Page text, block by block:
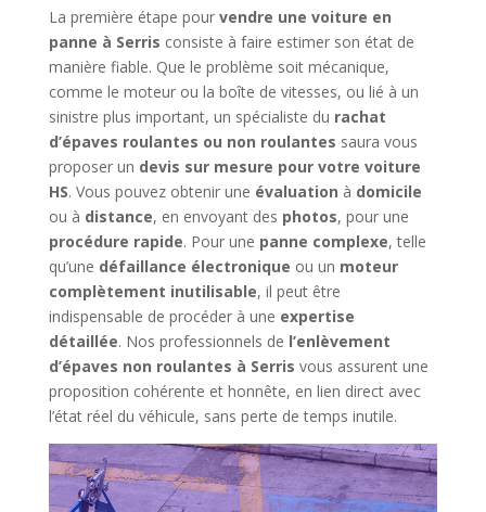
La première étape pour vendre une voiture en
panne à Serris consiste à faire estimer son état de
manière fiable. Que le problème soit mécanique,
comme le moteur ou la boîte de vitesses, ou lié à un
sinistre plus important, un spécialiste du rachat
d’épaves roulantes ou non roulantes saura vous
proposer un devis sur mesure pour votre voiture
HS. Vous pouvez obtenir une évaluation à domicile
ou à distance, en envoyant des photos, pour une
procédure rapide. Pour une panne complexe, telle
qu’une défaillance électronique ou un moteur
complètement inutilisable, il peut être
indispensable de procéder à une expertise
détaillée. Nos professionnels de l’enlèvement
d’épaves non roulantes à Serris vous assurent une
proposition cohérente et honnête, en lien direct avec
l’état réel du véhicule, sans perte de temps inutile.